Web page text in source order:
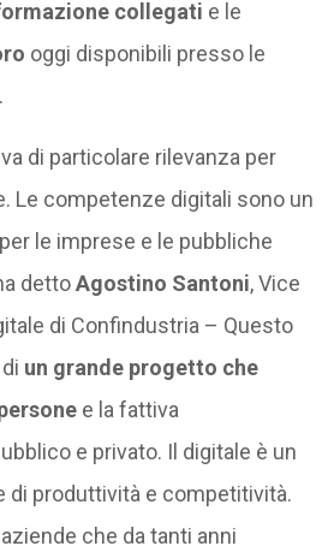
collegati e le
oggi disponibili presso le
di particolare rilevanza per
Le competenze digitali sono un
le imprese e le pubbliche
dettoAgostino Santoni, Vice
di Confindustria – Questo
un grande progetto che
e la fattiva
e privato. Il digitale è un
di produttività e competitività.
che da tanti anni